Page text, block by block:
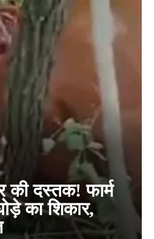
की दस्तक! फार्म
का शिकार,